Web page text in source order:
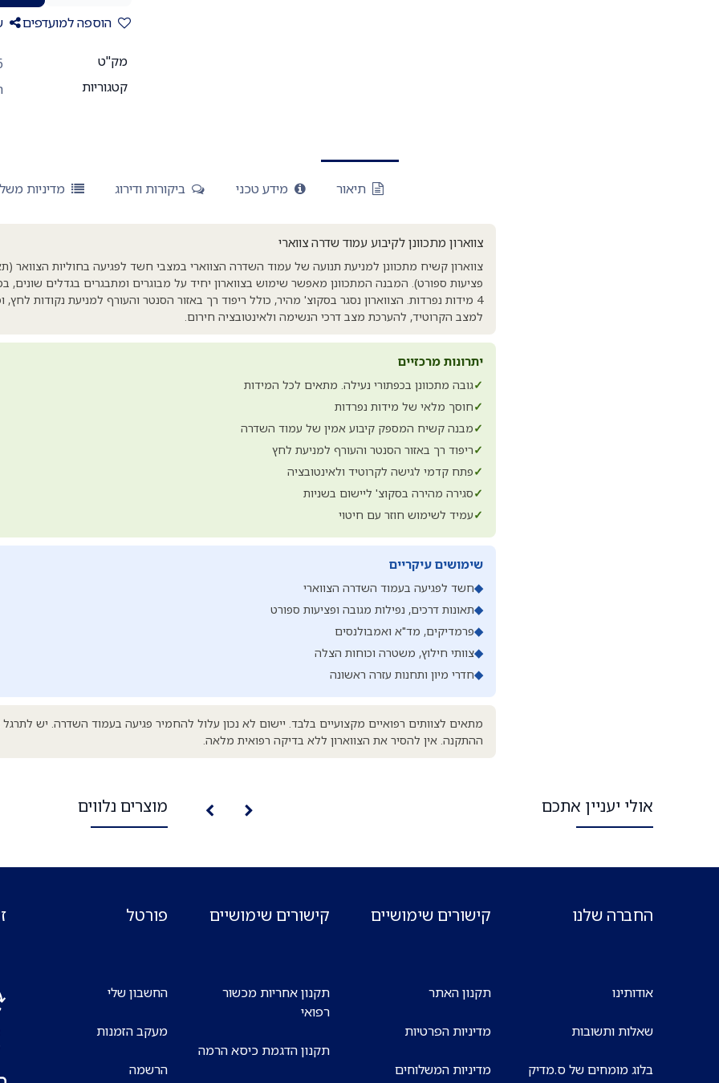
הוספה למועדפים
מק"ט
קטגוריות
תיאור מידע טכני ביקורות ודירוג מדיניות
צווארון מתכוונן לקיבוע עמוד שדרה צווארי
צווארון קשיח מתכוונן למניעת תנועה של עמוד השדרה הצווארי במצבי חשד לפגיעה בחוליות הצוואר
4 מידות נפרדות. הצווארון נסגר בסקוצ' מהיר, כולל ריפוד רך באזור הסנטר והעורף למניעת נקודות
למצב הקרוטיד, להערכת מצב דרכי הנשימה ולאינטובציה חירום.
יתרונות מרכזיים
✓גובה מתכוונן בכפתורי נעילה. מתאים לכל המידות
✓חוסך מלאי של מידות נפרדות
✓מבנה קשיח המספק קיבוע אמין של עמוד השדרה
✓ריפוד רך באזור הסנטר והעורף למניעת לחץ
✓פתח קדמי לגישה לקרוטיד ולאינטובציה
✓סגירה מהירה בסקוצ' ליישום בשניות
✓עמיד לשימוש חוזר עם חיטוי
שימושים עיקריים
◆חשד לפגיעה בעמוד השדרה הצווארי
◆תאונות דרכים, נפילות מגובה ופציעות ספורט
◆פרמדיקים, מד"א ואמבולנסים
◆צוותי חילוץ, משטרה וכוחות הצלה
◆חדרי מיון ותחנות עזרה ראשונה
מתאים לצוותים רפואיים מקצועיים בלבד. יישום לא נכון עלול להחמיר פגיעה בעמוד השדרה. יש לתרגל
ההתקנה. אין להסיר את הצווארון ללא בדיקה רפואית מלאה.
אולי יעניין אתכם מוצרים נלווים
החברה שלנו
אודותינו
שאלות ותשובות
בלוג מומחים של ס.מדיק
קישורים שימושיים
תקנון האתר
מדיניות הפרטיות
מדיניות המשלוחים
קישורים שימושיים
תקנון אחריות מכשור
רפואי
תקנון הדגמת כיסא הרמה
פורטל
החשבון שלי
מעקב הזמנות
הרשמה